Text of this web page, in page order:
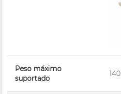
Peso máximo
suportado